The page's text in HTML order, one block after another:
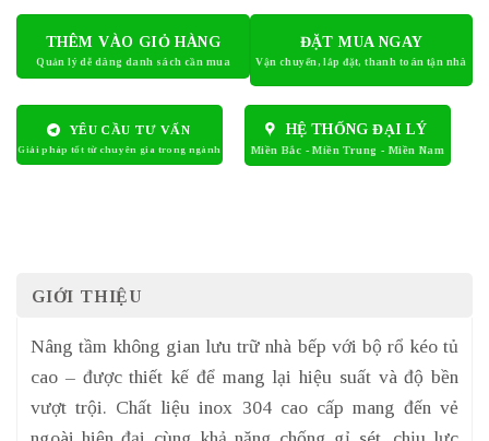
THÊM VÀO GIỎ HÀNG ĐẶT MUA NGAY
YÊU CẦU TƯ VẤN HỆ THỐNG ĐẠI LÝ
GIỚI THIỆU
Nâng tầm không gian lưu trữ nhà bếp với bộ rổ kéo tủ
cao – được thiết kế để mang lại hiệu suất và độ bền
vượt trội. Chất liệu inox 304 cao cấp mang đến vẻ